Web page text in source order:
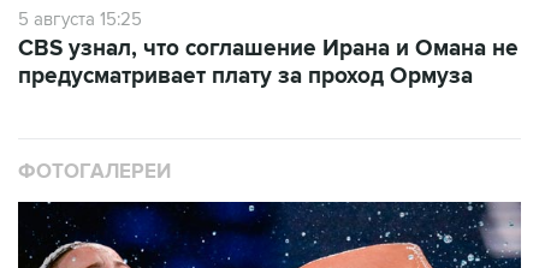
5 августа 15:25
CBS узнал, что соглашение Ирана и Омана не
предусматривает плату за проход Ормуза
ФОТОГАЛЕРЕИ